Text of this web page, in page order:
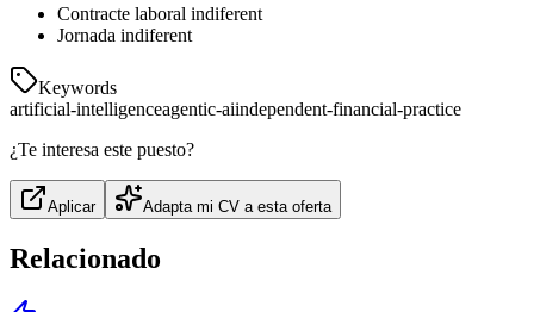
Contracte laboral indiferent
Jornada indiferent
Keywords
artificial-intelligenceagentic-aiindependent-financial-practice
¿Te interesa este puesto?
Aplicar Adapta mi CV a esta oferta
Relacionado